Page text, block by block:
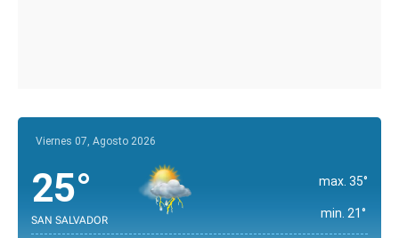
Viernes 07, Agosto 2026
25°
SAN SALVADOR
max. 35°
min. 21°